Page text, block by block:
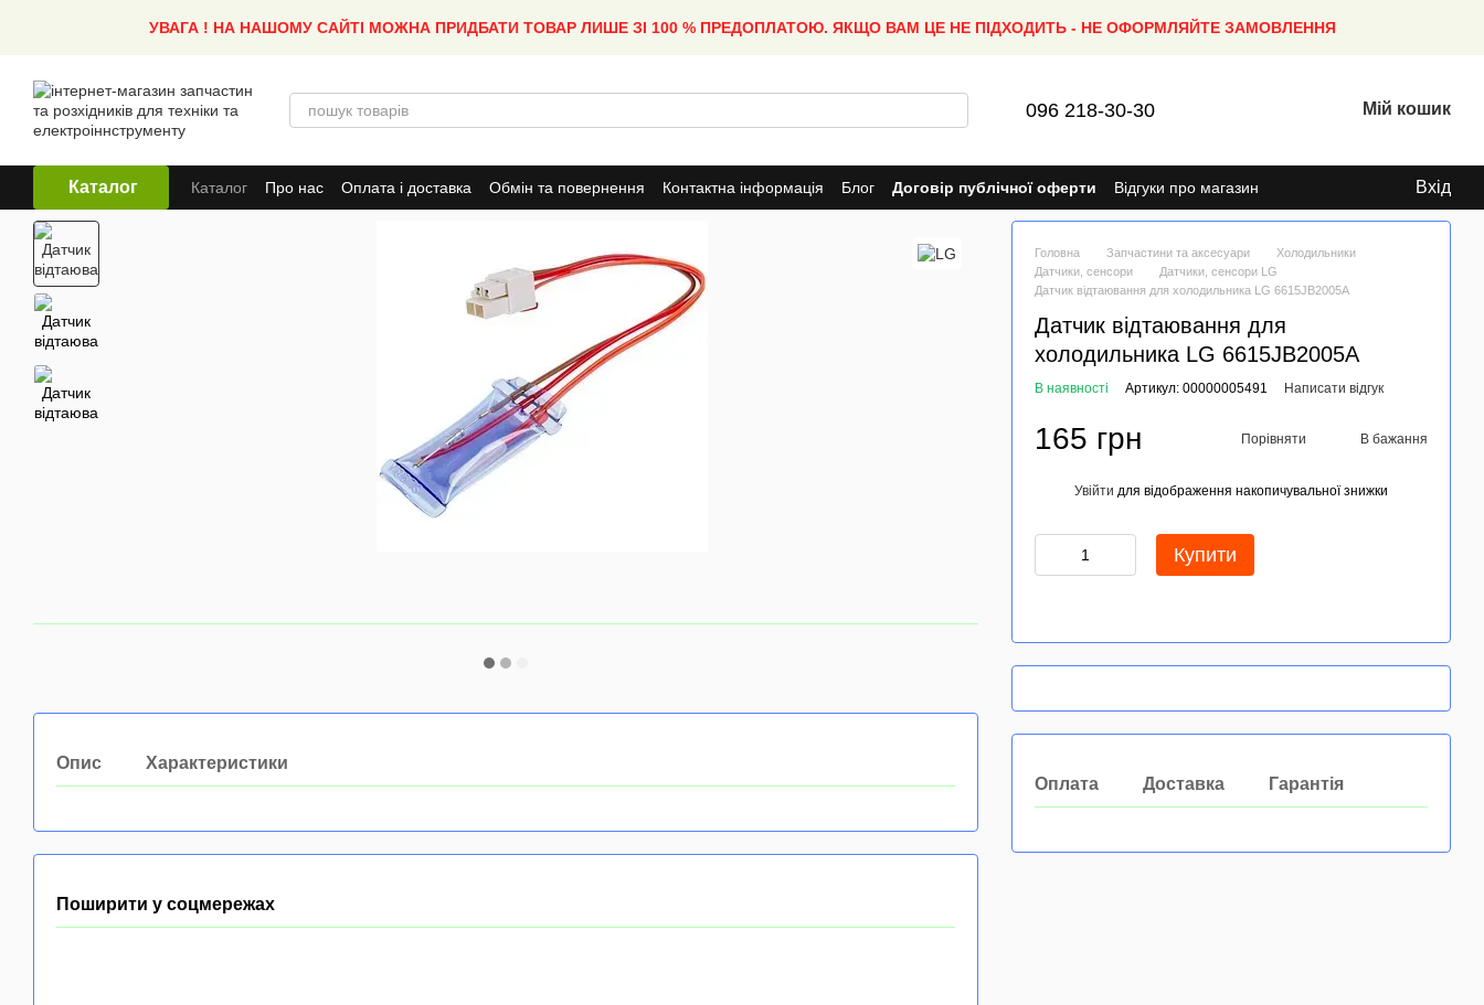
УВАГА ! НА НАШОМУ САЙТІ МОЖНА ПРИДБАТИ ТОВАР ЛИШЕ ЗІ 100 % ПРЕДОПЛАТОЮ. ЯКЩО ВАМ ЦЕ НЕ ПІДХОДИТЬ - НЕ ОФОРМЛЯЙТЕ ЗАМОВЛЕННЯ
096 218-30-30 Мій кошик
Каталог Каталог Про нас Оплата і доставка Обмін та повернення Контактна інформація Блог Договір публічної оферти Відгуки про магазин Вхід
Головна Запчастини та аксесуари
Холодильники
Датчики, сенсори
Датчики, сенсори LG
Датчик відтаювання для холодильника LG 6615JB2005A
Датчик відтаювання для
холодильника LG 6615JB2005A
В наявності Артикул: 00000005491 Написати відгук
165 грн Порівняти В бажання
Увійти для відображення накопичувальної знижки
Купити
Оплата Доставка Гарантія
Опис Характеристики
Поширити у соцмережах